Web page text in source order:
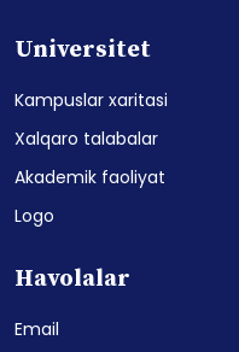
Universitet
Kampuslar xaritasi
Xalqaro talabalar
Akademik faoliyat
Logo
Havolalar
Email